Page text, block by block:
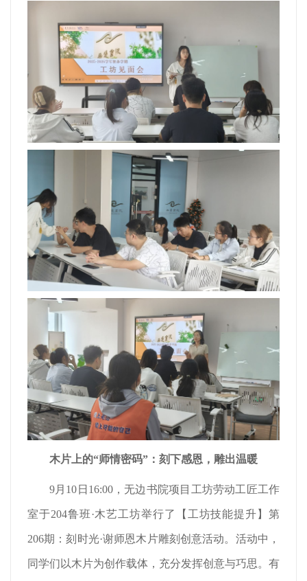
木片上的“师情密码”：刻下感恩，雕出温暖
9月10日16:00，无边书院项目工坊劳动工匠工作
室于204鲁班·木艺工坊举行了【工坊技能提升】第
206期：刻时光·谢师恩木片雕刻创意活动。活动中，
同学们以木片为创作载体，充分发挥创意与巧思。有